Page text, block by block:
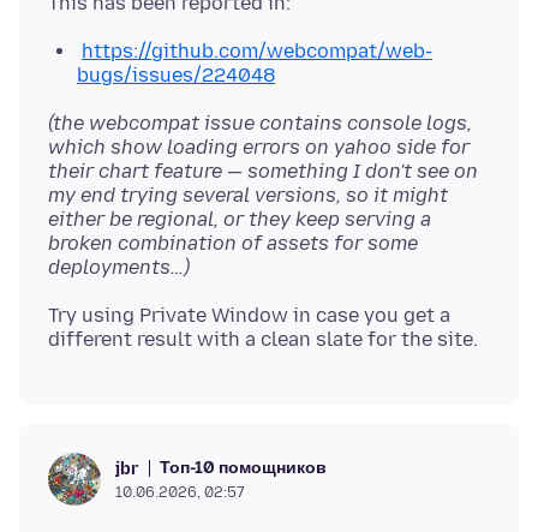
https://github.com/webcompat/web-
bugs/issues/224048
(the webcompat issue contains console logs,
which show loading errors on yahoo side for
their chart feature — something I don't see on
my end trying several versions, so it might
either be regional, or they keep serving a
broken combination of assets for some
deployments…)
Try using Private Window in case you get a
jbr Топ-10 помощников
10.06.2026, 02:57